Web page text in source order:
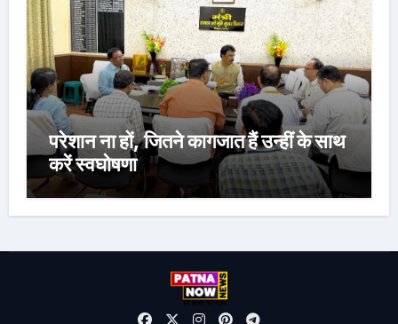
परेशान ना हों, जितने कागजात हैं उन्हीं के साथ
करें स्वघोषणा